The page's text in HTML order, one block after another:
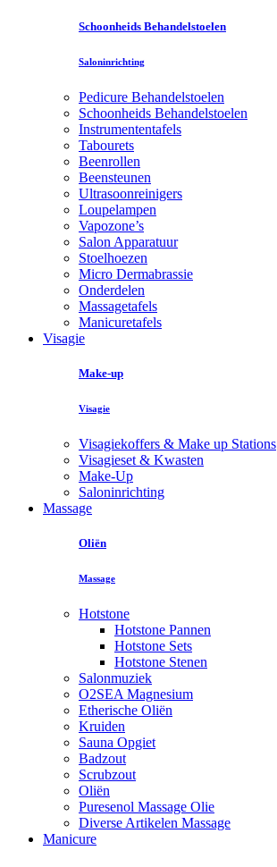
Schoonheids Behandelstoelen
Saloninrichting
Pedicure Behandelstoelen
Schoonheids Behandelstoelen
Instrumententafels
Tabourets
Beenrollen
Beensteunen
Ultrasoonreinigers
Loupelampen
Vapozone’s
Salon Apparatuur
Stoelhoezen
Micro Dermabrassie
Onderdelen
Massagetafels
Manicuretafels
Visagie
Make-up
Visagie
Visagiekoffers & Make up Stations
Visagieset & Kwasten
Make-Up
Saloninrichting
Massage
Oliën
Massage
Hotstone
Hotstone Pannen
Hotstone Sets
Hotstone Stenen
Salonmuziek
O2SEA Magnesium
Etherische Oliën
Kruiden
Sauna Opgiet
Badzout
Scrubzout
Oliën
Puresenol Massage Olie
Diverse Artikelen Massage
Manicure